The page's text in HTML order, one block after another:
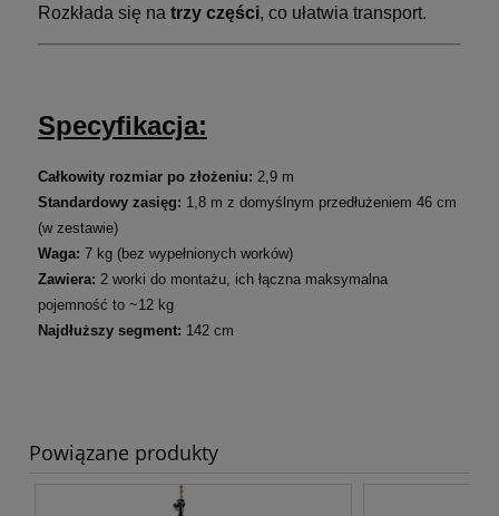
Rozkłada się na trzy części, co ułatwia transport.
Specyfikacja:
Całkowity rozmiar po złożeniu: 2,9 m
Standardowy zasięg: 1,8 m z domyślnym przedłużeniem 46 cm
(w zestawie)
Waga: 7 kg (bez wypełnionych worków)
Zawiera: 2 worki do montażu, ich łączna maksymalna
pojemność to ~12 kg
Najdłuższy segment: 142 cm
Powiązane produkty